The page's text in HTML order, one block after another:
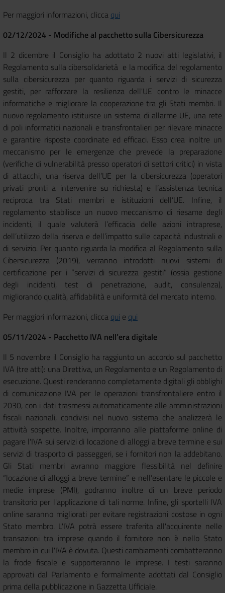
Per maggiori informazioni, clicca qui
02/12/2024 - Modifiche al pacchetto sulla Cibersicurezza
Il 2 dicembre il Consiglio ha adottato 2 nuovi atti legislativi, il
Regolamento sulla cibersolidarietà e la modifica del regolamento
sulla cibersicurezza per quanto riguarda i servizi di sicurezza
gestiti, per rafforzare la resilienza dell'UE contro le minacce
informatiche e migliorare la cooperazione tra gli Stati membri. Il
nuovo regolamento istituisce un sistema di allarme UE, una rete
di poli informatici nazionali e transfrontalieri per rilevare minacce
e garantire risposte coordinate ed efficaci. Esso crea inoltre un
meccanismo per le emergenze che prevede la preparazione
(verifiche di vulnerabilità presso operatori di settori critici) in vista
di attacchi, una riserva dell’UE per la cibersicurezza (operatori
privati pronti a intervenire su richiesta) e l’assistenza tecnica
reciproca tra Stati membri e istituzioni dell’UE. Infine, il
regolamento stabilisce un nuovo meccanismo di riesame degli
incidenti, il quale valuterà l’efficacia delle azioni intraprese,
dell’utilizzo della riserva e dell’impatto sulle capacità industriali e
di servizio. Per quanto riguarda la modifica al Regolamento sulla
Cibersicurezza (2019), verranno introdotti nuovi sistemi di
certificazione per i “servizi di sicurezza gestiti” (ossia gestione
degli incidenti, test di penetrazione, audit, consulenza),
migliorando qualità, affidabilità e uniformità del mercato interno.
Per maggiori informazioni, clicca qui e qui
05/11/2024 - Pacchetto IVA nell’era digitale
Il 5 novembre il Consiglio ha raggiunto un accordo sul pacchetto
IVA (tre atti): una Direttiva, un Regolamento e un Regolamento di
esecuzione. Questi renderanno completamente digitali gli obblighi
di comunicazione IVA per le operazioni transfrontaliere entro il
2030, con i dati trasmessi automaticamente alle amministrazioni
fiscali nazionali, condivisi nel nuovo sistema che analizzerà le
attività sospette. Inoltre, imporranno alle piattaforme online di
pagare l'IVA sui servizi di locazione di alloggi a breve termine e sui
servizi di trasporto di passeggeri, se i fornitori non la addebitano.
Gli Stati membri avranno maggiore flessibilità nel definire
“locazione di alloggi a breve termine” e nell’esentare le piccole e
medie imprese (PMI), godranno inoltre di un breve periodo
transitorio per l'applicazione di tali norme. Infine, gli sportelli IVA
online saranno migliorati per evitare registrazioni costose in ogni
Stato membro. L'IVA potrà essere traferita all'acquirente nelle
transazioni tra imprese quando il fornitore non è nello Stato
membro in cui l'IVA è dovuta. Questi cambiamenti combatteranno
la frode fiscale e supporteranno le imprese. I testi saranno
approvati dal Parlamento e formalmente adottati dal Consiglio
prima della pubblicazione in Gazzetta Ufficiale.